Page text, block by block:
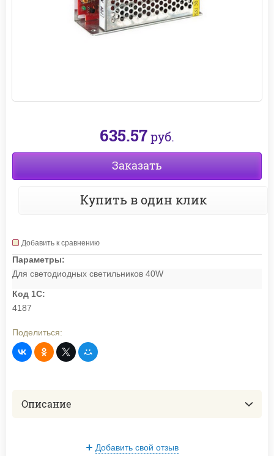
635.57руб.
Заказать
Купить в один клик
Добавить к сравнению
Параметры:
Для светодиодных светильников 40W
Код 1С:
4187
Поделиться:
Описание
Добавить свой отзыв